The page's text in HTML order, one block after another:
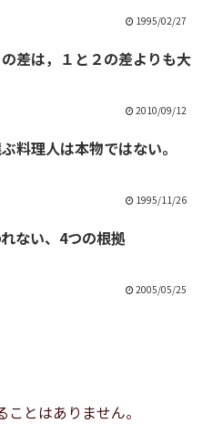
1995/02/27
差は，１と２の差よりも大
2010/09/12
料理人は本物ではない。
1995/11/26
ない、4つの根拠
2005/05/25
とはありません。